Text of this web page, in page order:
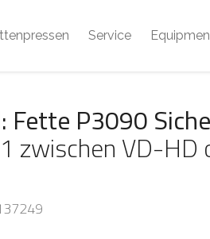
Service
Fette P3090
zwischen VD-HD